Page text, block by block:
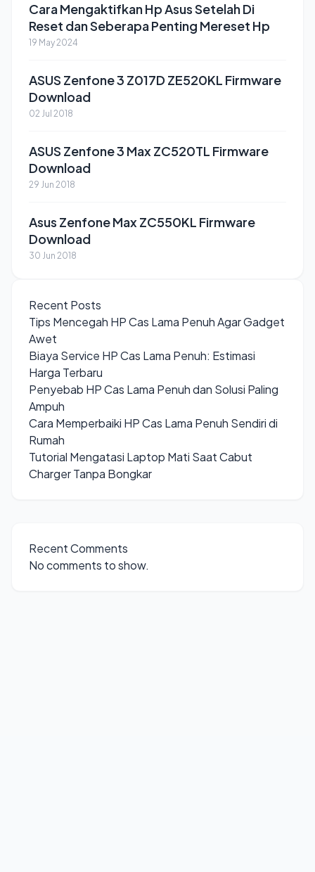
Cara Mengaktifkan Hp Asus Setelah Di
Reset dan Seberapa Penting Mereset Hp
19 May 2024
ASUS Zenfone 3 Z017D ZE520KL Firmware
Download
02 Jul 2018
ASUS Zenfone 3 Max ZC520TL Firmware
Download
29 Jun 2018
Asus Zenfone Max ZC550KL Firmware
Download
30 Jun 2018
Recent Posts
Tips Mencegah HP Cas Lama Penuh Agar Gadget
Awet
Biaya Service HP Cas Lama Penuh: Estimasi
Harga Terbaru
Penyebab HP Cas Lama Penuh dan Solusi Paling
Ampuh
Cara Memperbaiki HP Cas Lama Penuh Sendiri di
Rumah
Tutorial Mengatasi Laptop Mati Saat Cabut
Charger Tanpa Bongkar
Recent Comments
No comments to show.